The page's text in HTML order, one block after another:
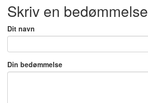
Skriv en bedømmelse
Dit navn
Din bedømmelse